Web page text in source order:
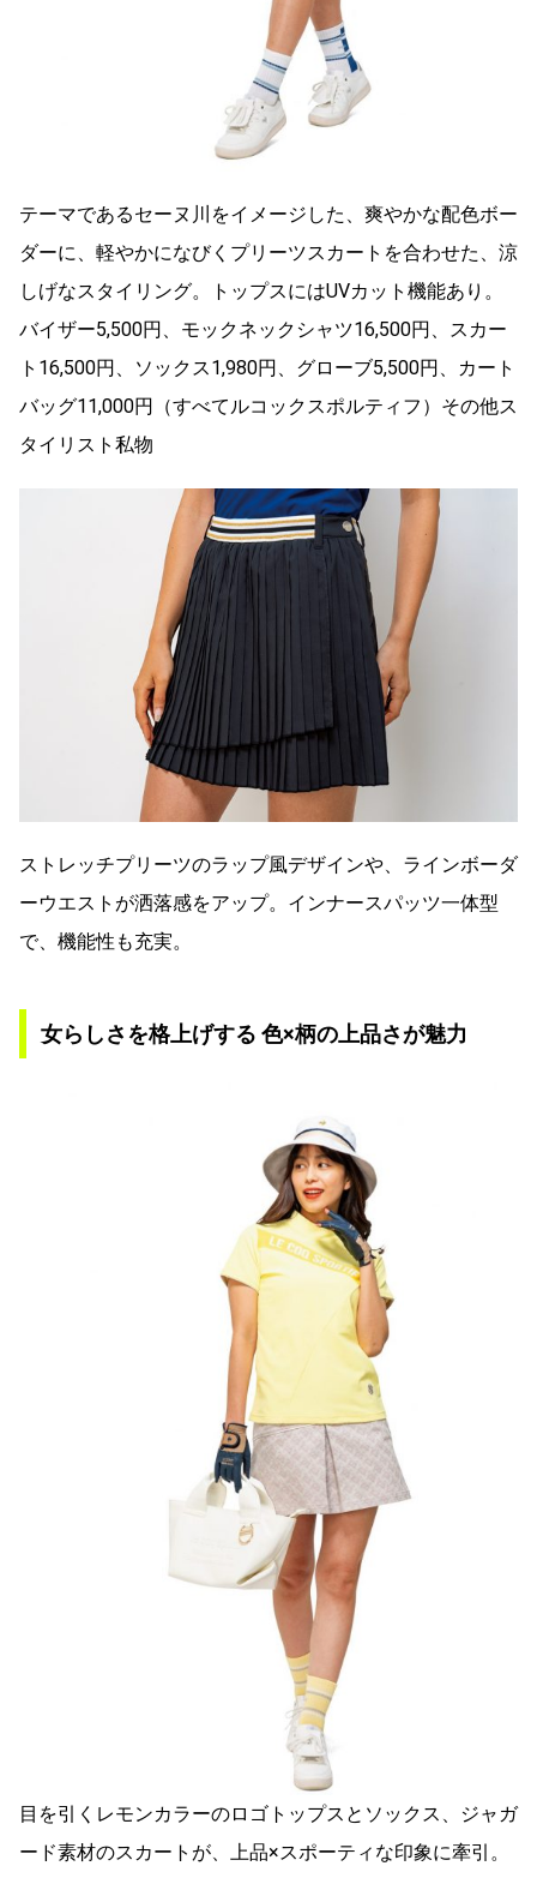
テーマであるセーヌ川をイメージした、爽やかな配色ボー
ダーに、軽やかになびくプリーツスカートを合わせた、涼
しげなスタイリング。トップスにはUVカット機能あり。
バイザー5,500円、モックネックシャツ16,500円、スカー
ト16,500円、ソックス1,980円、グローブ5,500円、カート
バッグ11,000円（すべてルコックスポルティフ）その他ス
タイリスト私物
ストレッチプリーツのラップ風デザインや、ラインボーダ
ーウエストが洒落感をアップ。インナースパッツ一体型
で、機能性も充実。
女らしさを格上げする 色×柄の上品さが魅力
目を引くレモンカラーのロゴトップスとソックス、ジャガ
ード素材のスカートが、上品×スポーティな印象に牽引。